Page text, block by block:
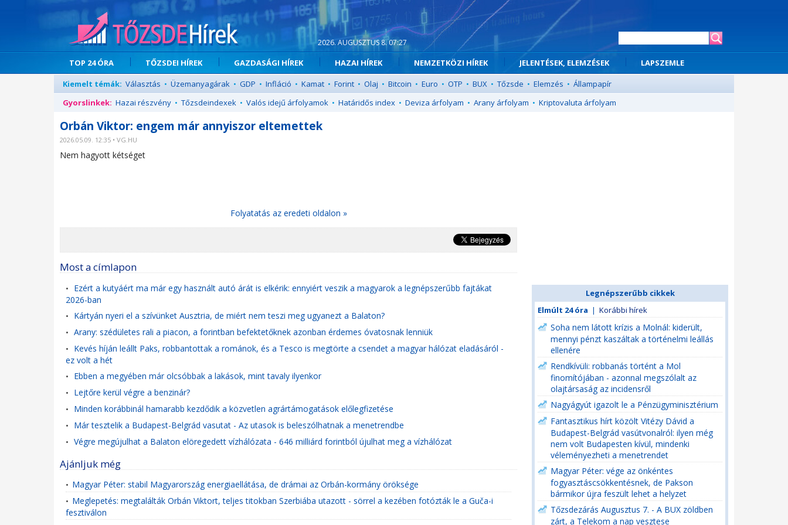
2026. AUGUSZTUS 8. 07:27
TOP 24 ÓRA TŐZSDEI HÍREK GAZDASÁGI HÍREK HAZAI HÍREK NEMZETKÖZI HÍREK JELENTÉSEK, ELEMZÉSEK
LAPSZEMLE
Kiemelt témák: Választás • Üzemanyagárak • GDP • Infláció • Kamat • Forint • Olaj • Bitcoin • Euro • OTP • BUX • Tőzsde • Elemzés • Állampapír
Gyorslinkek: Hazai részvény • Tőzsdeindexek • Valós idejű árfolyamok • Határidős index • Deviza árfolyam • Arany árfolyam • Kriptovaluta árfolyam
Orbán Viktor: engem már annyiszor eltemettek
2026.05.09. 12:35 • VG.HU
Nem hagyott kétséget
Folyatatás az eredeti oldalon »
Most a címlapon
• Ezért a kutyáért ma már egy használt autó árát is elkérik: ennyiért veszik a magyarok a legnépszerűbb fajtákat
2026-ban
• Kártyán nyeri el a szívünket Ausztria, de miért nem teszi meg ugyanezt a Balaton?
• Arany: szédületes rali a piacon, a forintban befektetőknek azonban érdemes óvatosnak lenniük
• Kevés híján leállt Paks, robbantottak a románok, és a Tesco is megtörte a csendet a magyar hálózat eladásáról -
ez volt a hét
• Ebben a megyében már olcsóbbak a lakások, mint tavaly ilyenkor
• Lejtőre kerül végre a benzinár?
• Minden korábbinál hamarabb kezdődik a közvetlen agrártámogatások előlegfizetése
• Már tesztelik a Budapest-Belgrád vasutat - Az utasok is beleszólhatnak a menetrendbe
• Végre megújulhat a Balaton elöregedett vízhálózata - 646 milliárd forintból újulhat meg a vízhálózat
Ajánljuk még
• Magyar Péter: stabil Magyarország energiaellátása, de drámai az Orbán-kormány öröksége
• Meglepetés: megtalálták Orbán Viktort, teljes titokban Szerbiába utazott - sörrel a kezében fotózták le a Guča-i
fesztiválon
Legnépszerűbb cikkek
Elmúlt 24 óra | Korábbi hírek
Soha nem látott krízis a Molnál: kiderült,
mennyi pénzt kaszáltak a történelmi leállás
ellenére
Rendkívüli: robbanás történt a Mol
finomítójában - azonnal megszólalt az
olajtársaság az incidensről
Nagyágyút igazolt le a Pénzügyminisztérium
Fantasztikus hírt közölt Vitézy Dávid a
Budapest-Belgrád vasútvonalról: ilyen még
nem volt Budapesten kívül, mindenki
véleményezheti a menetrendet
Magyar Péter: vége az önkéntes
fogyasztáscsökkentésnek, de Pakson
bármikor újra feszült lehet a helyzet
Tőzsdezárás Augusztus 7. - A BUX zöldben
zárt, a Telekom a nap vesztese